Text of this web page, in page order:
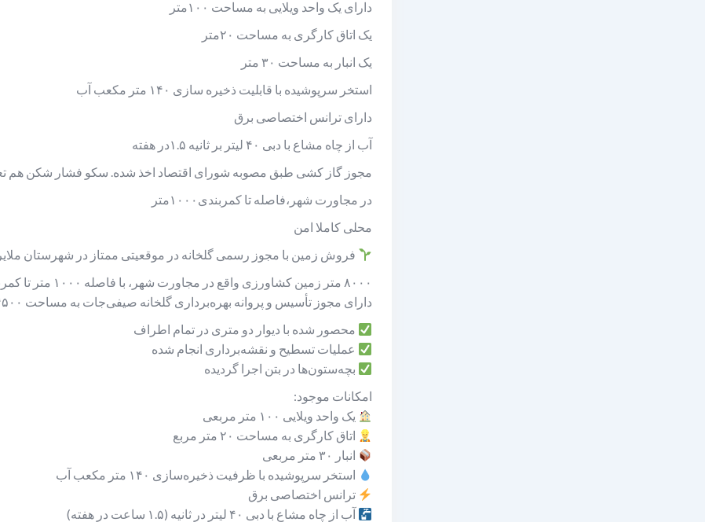
دارای یک واحد ویلایی به مساحت ۱۰۰متر
یک اتاق کارگری به مساحت ۲۰متر
یک انبار به مساحت ۳۰ متر
استخر سرپوشیده با قابلیت ذخیره سازی ۱۴۰ متر مکعب آب
دارای ترانس اختصاصی برق
آب از چاه مشاع با دبی ۴۰ لیتر بر ثانیه ۱.۵در هفته
مجوز گاز کشی طبق مصوبه شورای اقتصاد اخذ شده. سکو فشار شکن هم
در مجاورت شهر،فاصله تا کمربندی۱۰۰۰متر
محلی کاملا امن
فروش زمین با مجوز رسمی گلخانه در موقعیتی ممتاز در شهرستان ملایر
۸۰۰۰ متر زمین کشاورزی واقع در مجاورت شهر، با فاصله ۱۰۰۰ متر تا کمربندی، به فروش می‌رسد.
دارای مجوز تأسیس و پروانه بهره‌برداری گلخانه صیفی‌جات به مساحت ۴۵۰۰ متر مربع.
محصور شده با دیوار دو متری در تمام اطراف
عملیات تسطیح و نقشه‌برداری انجام شده
بچه‌ستون‌ها در بتن اجرا گردیده
امکانات موجود:
یک واحد ویلایی ۱۰۰ متر مربعی
اتاق کارگری به مساحت ۲۰ متر مربع
انبار ۳۰ متر مربعی
استخر سرپوشیده با ظرفیت ذخیره‌سازی ۱۴۰ متر مکعب آب
ترانس اختصاصی برق
آب از چاه مشاع با دبی ۴۰ لیتر در ثانیه (۱.۵ ساعت در هفته)